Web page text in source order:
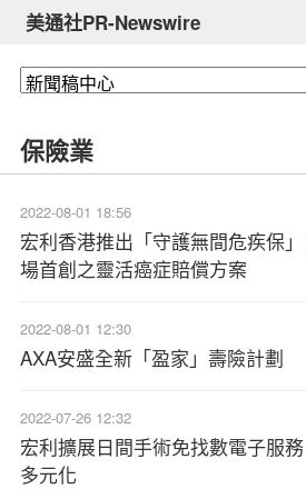
美通社PR-Newswire
保險業
2022-08-01 18:56
宏利香港推出「守護無間危疾保
場首創之靈活癌症賠償方案
2022-08-01 12:30
AXA安盛全新「盈家」壽險計劃
2022-07-26 12:32
宏利擴展日間手術免找數電子服
多元化